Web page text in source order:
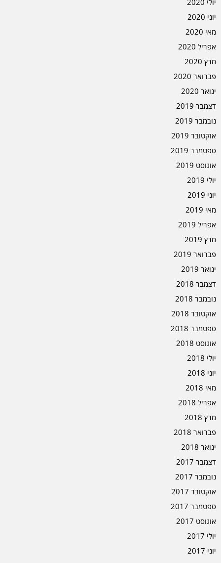
יולי 2020
יוני 2020
מאי 2020
אפריל 2020
מרץ 2020
פברואר 2020
ינואר 2020
דצמבר 2019
נובמבר 2019
אוקטובר 2019
ספטמבר 2019
אוגוסט 2019
יולי 2019
יוני 2019
מאי 2019
אפריל 2019
מרץ 2019
פברואר 2019
ינואר 2019
דצמבר 2018
נובמבר 2018
אוקטובר 2018
ספטמבר 2018
אוגוסט 2018
יולי 2018
יוני 2018
מאי 2018
אפריל 2018
מרץ 2018
פברואר 2018
ינואר 2018
דצמבר 2017
נובמבר 2017
אוקטובר 2017
ספטמבר 2017
אוגוסט 2017
יולי 2017
יוני 2017